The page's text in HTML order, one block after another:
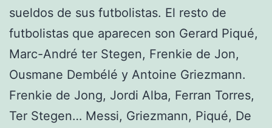
sueldos de sus futbolistas. El resto de
futbolistas que aparecen son Gerard Piqué,
Marc-André ter Stegen, Frenkie de Jon,
Ousmane Dembélé y Antoine Griezmann.
Frenkie de Jong, Jordi Alba, Ferran Torres,
Ter Stegen… Messi, Griezmann, Piqué, De